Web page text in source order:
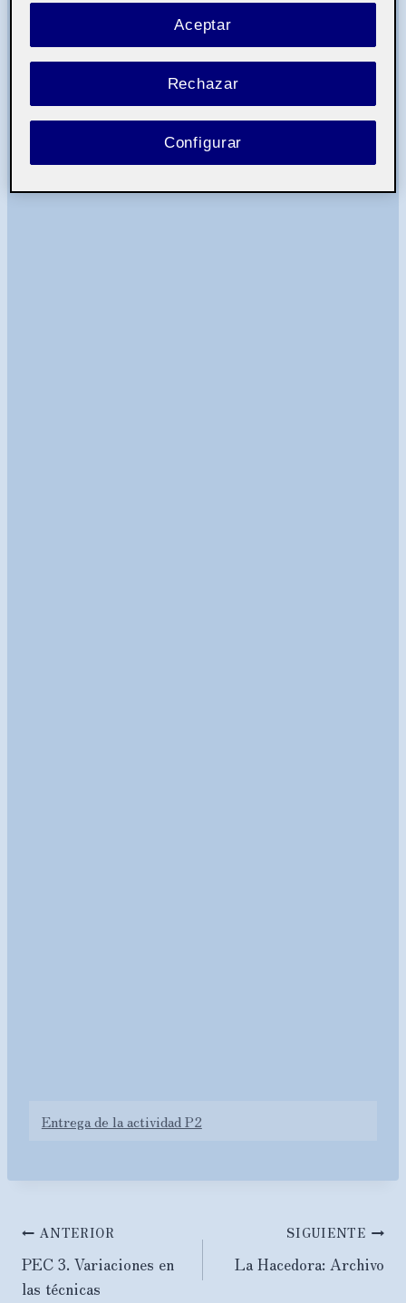
Adjunto el dossier preproyecto de la PEC 2.
¡Encantada de ver vuestros trabajos!
Entrega de la actividad P2
Navegación
de
ANTERIOR
PEC 3. Variaciones en
las técnicas
SIGUIENTE
La Hacedora: Archivo
Rechazar
Aceptar
Configurar